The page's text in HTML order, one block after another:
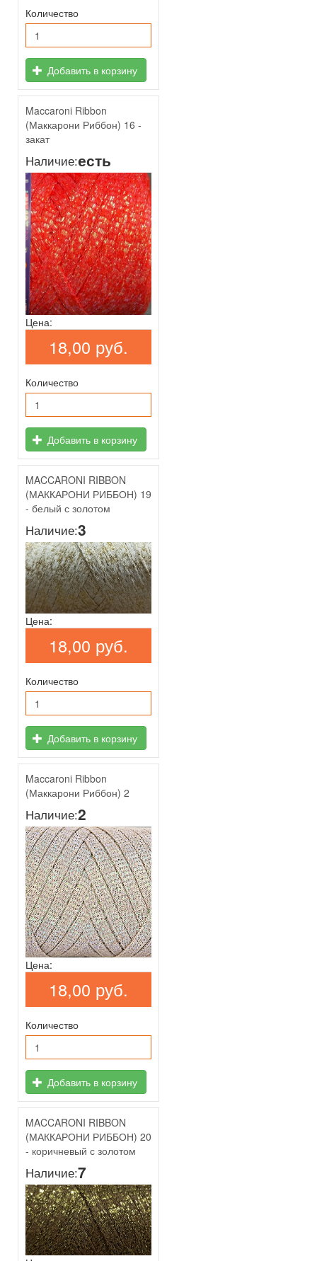
Количество
Добавить в корзину
Maccaroni Ribbon
(Маккарони Риббон) 16 -
закат
Наличие:есть
Цена:
18,00 руб.
Количество
Добавить в корзину
MACCARONI RIBBON
(МАККАРОНИ РИББОН) 19
- белый с золотом
Наличие:3
Цена:
18,00 руб.
Количество
Добавить в корзину
Maccaroni Ribbon
(Маккарони Риббон) 2
Наличие:2
Цена:
18,00 руб.
Количество
Добавить в корзину
MACCARONI RIBBON
(МАККАРОНИ РИББОН) 20
- коричневый с золотом
Наличие:7